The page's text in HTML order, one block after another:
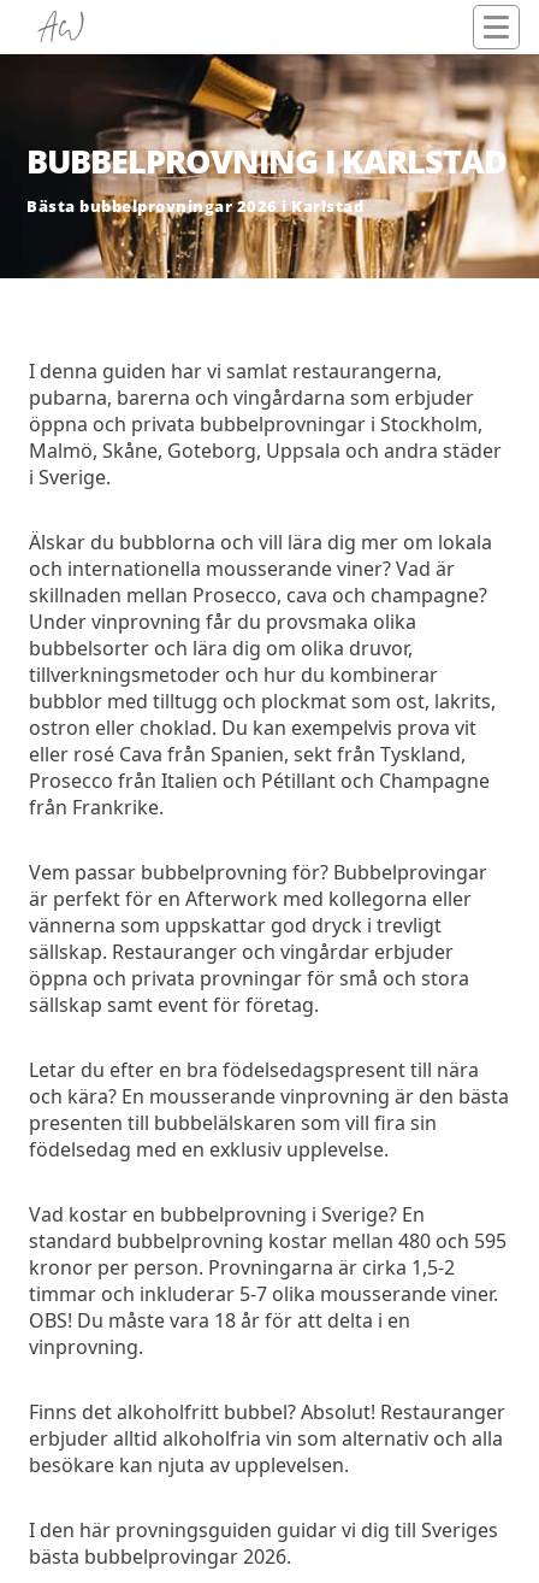
BUBBELPROVNING I KARLSTAD
Bästa bubbelprovningar 2026 i Karlstad
I denna guiden har vi samlat restaurangerna,
pubarna, barerna och vingårdarna som erbjuder
öppna och privata bubbelprovningar i Stockholm,
Malmö, Skåne, Goteborg, Uppsala och andra städer
i Sverige.
Älskar du bubblorna och vill lära dig mer om lokala
och internationella mousserande viner? Vad är
skillnaden mellan Prosecco, cava och champagne?
Under vinprovning får du provsmaka olika
bubbelsorter och lära dig om olika druvor,
tillverkningsmetoder och hur du kombinerar
bubblor med tilltugg och plockmat som ost, lakrits,
ostron eller choklad. Du kan exempelvis prova vit
eller rosé Cava från Spanien, sekt från Tyskland,
Prosecco från Italien och Pétillant och Champagne
från Frankrike.
Vem passar bubbelprovning för? Bubbelprovingar
är perfekt för en Afterwork med kollegorna eller
vännerna som uppskattar god dryck i trevligt
sällskap. Restauranger och vingårdar erbjuder
öppna och privata provningar för små och stora
sällskap samt event för företag.
Letar du efter en bra födelsedagspresent till nära
och kära? En mousserande vinprovning är den bästa
presenten till bubbelälskaren som vill fira sin
födelsedag med en exklusiv upplevelse.
Vad kostar en bubbelprovning i Sverige? En
standard bubbelprovning kostar mellan 480 och 595
kronor per person. Provningarna är cirka 1,5-2
timmar och inkluderar 5-7 olika mousserande viner.
OBS! Du måste vara 18 år för att delta i en
vinprovning.
Finns det alkoholfritt bubbel? Absolut! Restauranger
erbjuder alltid alkoholfria vin som alternativ och alla
besökare kan njuta av upplevelsen.
I den här provningsguiden guidar vi dig till Sveriges
bästa bubbelprovingar 2026.